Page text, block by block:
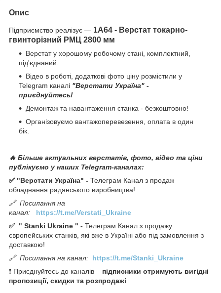
Опис
Підприємство реалізує — 1А64 - Верстат токарно-
гвинторізний РМЦ 2800 мм
Верстат у хорошому робочому стані, комплектний,
під'єднаний.
Відео в роботі, додаткові фото ціну розмістили у
Telegram каналі "Верстати Україна" -
приєднуйтесь!
Демонтаж та навантаження станка - безкоштовно!
Організовуємо вантажоперевезення, оплата в один
бік.
🔥 Більше актуальних верстатів, фото, відео та ціни
публікуємо у наших Telegram-каналах:
✅ "Верстати Україна" - Телеграм Канал з продаж
обладнання радянського виробництва!
🔗 Посилання на
канал: https://t.me/Verstati_Ukraine
✅ " Stanki Ukraine " - Телеграм Канал з продажу
європейських станків, які вже в Україні або під замовлення з
доставкою!
🔗 Посилання на канал: https://t.me/Stanki_Ukraine
❗ Приєднуйтесь до каналів – підписники отримують вигідні
пропозиції, скидки та розпродажі